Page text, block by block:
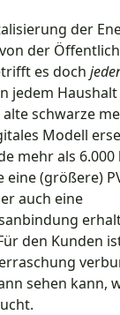
der
der
es doch
jedem
schwarze
Modell
mehr als 6.000
eine (größere)
auch eine
den Kunden
sehen kann,